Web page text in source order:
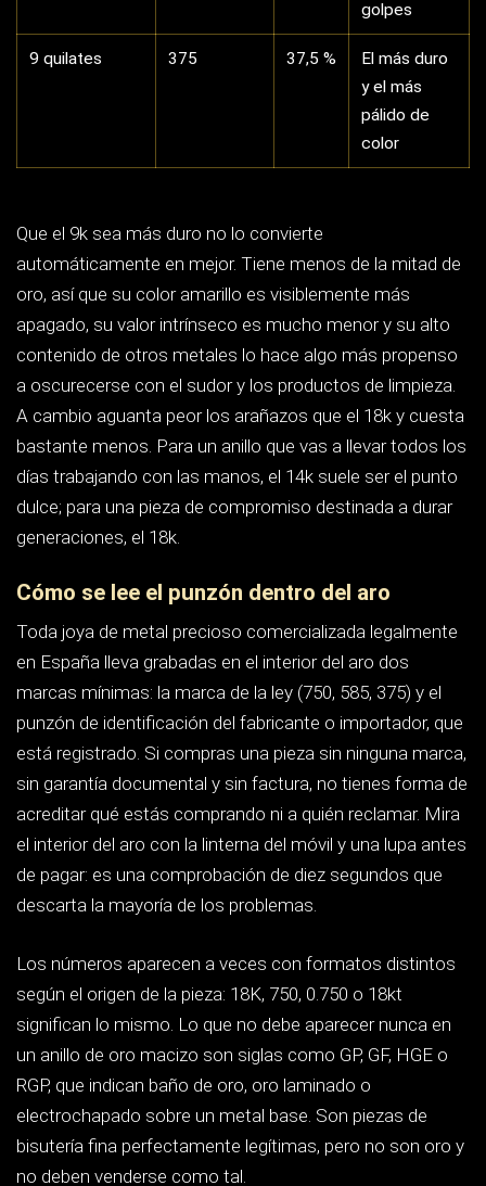
días trabajando con las manos, el 14k suele ser el punto
dulce; para una pieza de compromiso destinada a durar
generaciones, el 18k.
Cómo se lee el punzón dentro del aro
Toda joya de metal precioso comercializada legalmente
marcas mínimas: la marca de la ley (750, 585, 375) y el
punzón de identificación del fabricante o importador, que
está registrado. Si compras una pieza sin ninguna marca,
sin garantía documental y sin factura, no tienes forma de
acreditar qué estás comprando ni a quién reclamar. Mira
el interior del aro con la linterna del móvil y una lupa antes
de pagar: es una comprobación de diez segundos que
descarta la mayoría de los problemas.
Los números aparecen a veces con formatos distintos
según el origen de la pieza: 18K, 750, 0.750 o 18kt
un anillo de oro macizo son siglas como GP, GF, HGE o
bisutería fina perfectamente legítimas, pero no son oro y
no deben venderse como tal.
Oro amarillo, oro blanco y oro
rosa: qué cambia de verdad
Los tres son oro con la misma ley. Lo que cambia es qué
metales acompañan al oro en el 25 % restante de una
mantenimiento y en cómo se ve la piedra montada
encima.
Oro amarillo
Es la aleación clásica: oro con plata y cobre en
proporciones equilibradas. No lleva recubrimiento, así que
su color es el suyo propio y no se va nunca. Con los años
desarrolla una pátina de micro-rayas que a mucha gente